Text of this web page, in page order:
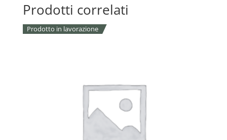
Prodotti correlati
Prodotto in lavorazione